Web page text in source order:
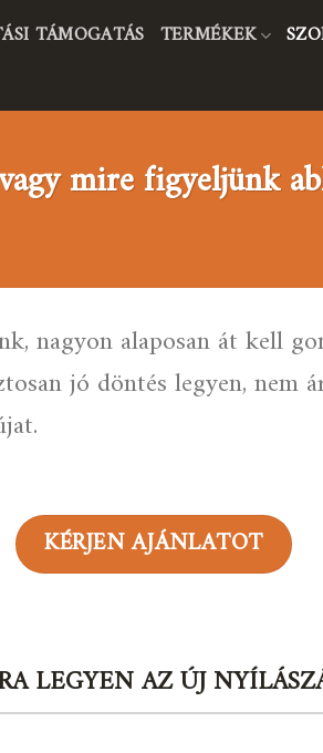
TÁMOGATÁS TERMÉKEK
mire figyeljünk
nagyon alaposan át kell
jó döntés legyen, nem
KÉRJEN AJÁNLATOT
LEGYEN AZ ÚJ